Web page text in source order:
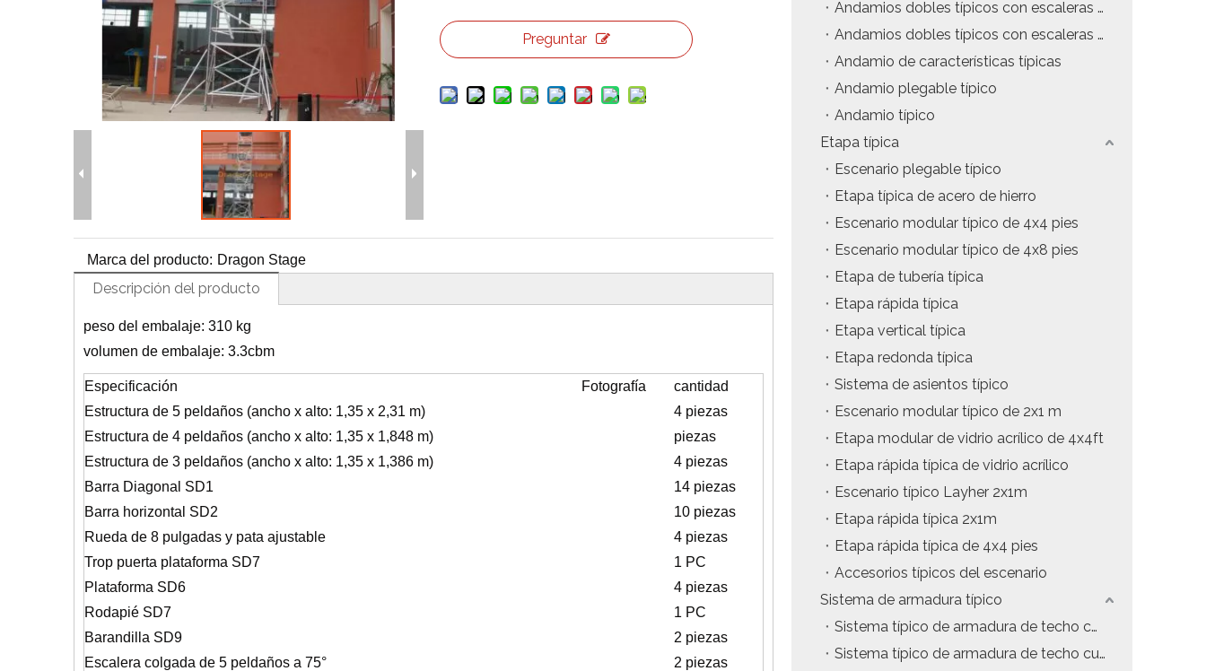
Herramientas y accesorios de escenarioCaja de embalaje para eventos Precio del estuche de vuelo
Precio de la maquinaria de escenario
Precio de la carpa para eventos
Precio del andamio de aluminio
producto tipico
Preguntar
Marca del producto: Dragon Stage
Descripción del producto
peso del embalaje: 310 kg
volumen de embalaje: 3.3cbm
Especificación Fotografía
cantidad
Estructura de 5 peldaños (ancho x alto: 1,35 x 2,31 m)
4 piezas
Estructura de 4 peldaños (ancho x alto: 1,35 x 1,848 m)
piezas
Estructura de 3 peldaños (ancho x alto: 1,35 x 1,386 m)
4 piezas
Barra Diagonal SD1
14 piezas
Barra horizontal SD2
10 piezas
Rueda de 8 pulgadas y pata ajustable
4 piezas
Trop puerta plataforma SD7
1 PC
Plataforma SD6
4 piezas
Rodapié SD7
1 PC
Barandilla SD9
2 piezas
Escalera colgada de 5 peldaños a 75°
2 piezas
Andamios dobles típicos con escaleras colgantes
Andamios dobles típicos con escaleras de inclinación
Andamio de características típicas
Andamio plegable típico
Andamio típico
Etapa típica
Escenario plegable típico
Etapa típica de acero de hierro
Escenario modular típico de 4x4 pies
Escenario modular típico de 4x8 pies
Etapa de tubería típica
Etapa rápida típica
Etapa vertical típica
Etapa redonda típica
Sistema de asientos típico
Escenario modular típico de 2x1 m
Etapa modular de vidrio acrílico de 4x4ft
Etapa rápida típica de vidrio acrílico
Escenario típico Layher 2x1m
Etapa rápida típica 2x1m
Etapa rápida típica de 4x4 pies
Accesorios típicos del escenario
Sistema de armadura típico
Sistema típico de armadura de techo con estructura en A
Sistema típico de armadura de techo curvo